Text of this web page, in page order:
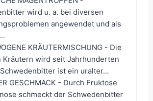
wird u. a. bei diversen
angewendet und als
KRÄUTERMISCHUNG - Die
Kräutern wird seit Jahrhunderten
ist ein uralter...
GESCHMACK - Durch Fruktose
schmeckt der Schwedenbitter